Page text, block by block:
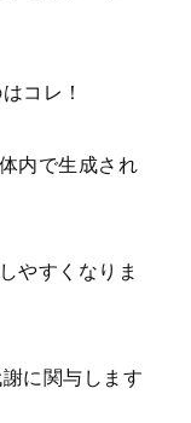
コレ！
内で生成され
やすくなりま
に関与します